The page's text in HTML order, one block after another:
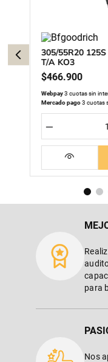
305/55R20
T/A KO3
$466.900
Webpay3 cuotas sin
Mercado pago3 cuotas
－
para
Nos